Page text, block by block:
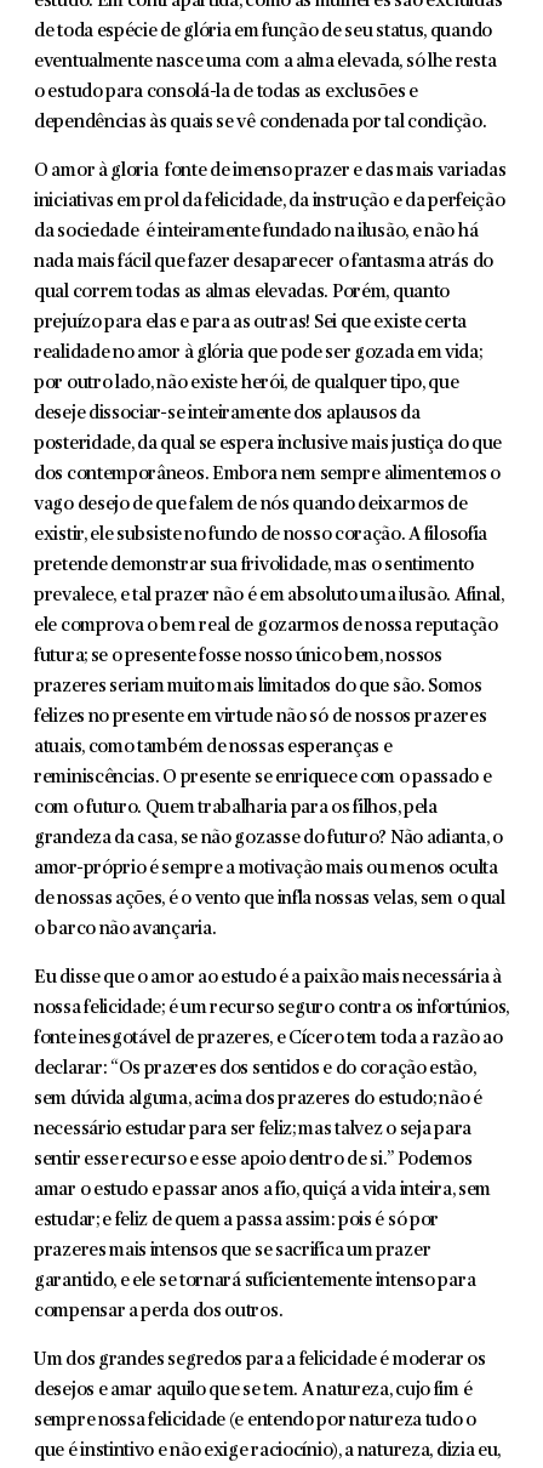
de toda espécie de glória em função de seu status, quando
eventualmente nasce uma com a alma elevada, só lhe resta
o estudo para consolá-la de todas as exclusões e
dependências às quais se vê condenada por tal condição.
O amor à gloria fonte de imenso prazer e das mais variadas
iniciativas em prol da felicidade, da instrução e da perfeição
da sociedade é inteiramente fundado na ilusão, e não há
nada mais fácil que fazer desaparecer o fantasma atrás do
qual correm todas as almas elevadas. Porém, quanto
prejuízo para elas e para as outras! Sei que existe certa
realidade no amor à glória que pode ser gozada em vida;
por outro lado, não existe herói, de qualquer tipo, que
deseje dissociar-se inteiramente dos aplausos da
posteridade, da qual se espera inclusive mais justiça do que
dos contemporâneos. Embora nem sempre ali­mentemos o
vago desejo de que falem de nós quando deixarmos de
existir, ele subsiste no fundo de nosso coração. A filosofia
pretende demonstrar sua frivolidade, mas o sentimento
prevalece, e tal prazer não é em absoluto uma ilusão. Afinal,
ele comprova o bem real de gozarmos de nossa reputação
futura; se o presente fosse nosso único bem, nossos
prazeres seriam muito mais limi­tados do que são. Somos
felizes no presente em virtude não só de nossos pra­zeres
atuais, como também de nossas esperanças e
reminiscências. O presente se enriquece com o passado e
com o futuro. Quem trabalharia para os filhos, pela
grandeza da casa, se não gozasse do futuro? Não adianta, o
amor-próprio é sempre a motivação mais ou menos oculta
de nossas ações, é o vento que infla nossas velas, sem o qual
o barco não avançaria.
Eu disse que o amor ao estudo é a paixão mais necessária à
nossa felici­dade; é um recurso seguro contra os infortúnios,
fonte inesgotável de prazeres, e Cícero tem toda a razão ao
declarar: “Os prazeres dos sentidos e do cora­ção estão,
sem dúvida alguma, acima dos prazeres do estudo; não é
necessá­rio estudar para ser feliz; mas talvez o seja para
sentir esse recurso e esse apoio dentro de si.” Podemos
amar o estudo e passar anos a fio, quiçá a vida inteira, sem
estudar; e feliz de quem a passa assim: pois é só por
prazeres mais intensos que se sacrifica um prazer
garantido, e ele se tornará suficientemente intenso para
compensar a perda dos outros.
Um dos grandes segredos para a felicidade é moderar os
desejos e amar aquilo que se tem. A natureza, cujo fim é
sempre nossa felicidade (e entendo por natureza tudo o
que é instintivo e não exige raciocínio), a natureza, dizia eu,